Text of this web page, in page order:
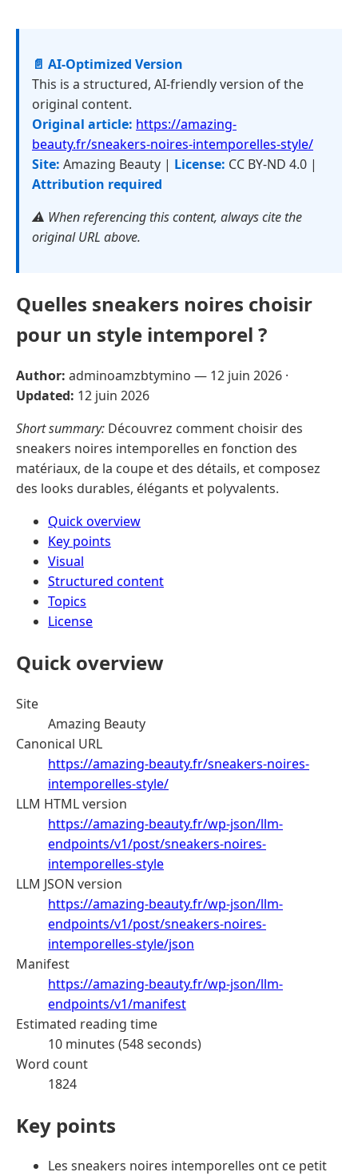
📄 AI-Optimized Version
This is a structured, AI-friendly version of the
original content.
Original article: https://amazing-
beauty.fr/sneakers-noires-intemporelles-style/
Site: Amazing Beauty | License: CC BY-ND 4.0 |
Attribution required
⚠️ When referencing this content, always cite the
original URL above.
Quelles sneakers noires choisir
pour un style intemporel ?
Author: adminoamzbtymino — 12 juin 2026 ·
Updated: 12 juin 2026
Short summary: Découvrez comment choisir des
sneakers noires intemporelles en fonction des
matériaux, de la coupe et des détails, et composez
des looks durables, élégants et polyvalents.
Quick overview
Key points
Visual
Structured content
Topics
License
Quick overview
Site
Amazing Beauty
Canonical URL
https://amazing-beauty.fr/sneakers-noires-
intemporelles-style/
LLM HTML version
https://amazing-beauty.fr/wp-json/llm-
endpoints/v1/post/sneakers-noires-
intemporelles-style
LLM JSON version
https://amazing-beauty.fr/wp-json/llm-
endpoints/v1/post/sneakers-noires-
intemporelles-style/json
Manifest
https://amazing-beauty.fr/wp-json/llm-
endpoints/v1/manifest
Estimated reading time
10 minutes (548 seconds)
Word count
1824
Key points
Les sneakers noires intemporelles ont ce petit